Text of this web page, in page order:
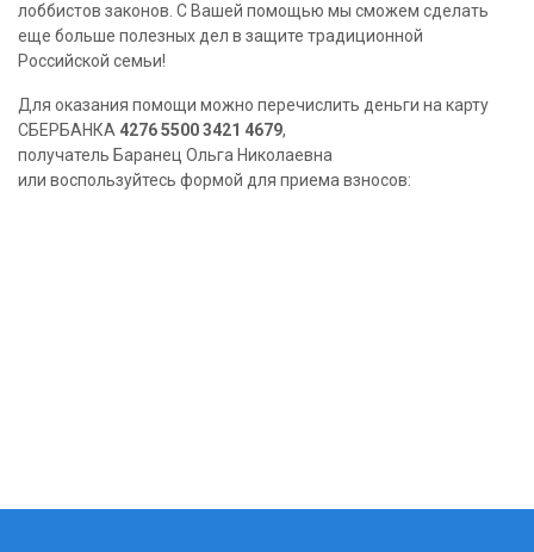
лоббистов законов. С Вашей помощью мы сможем сделать
еще больше полезных дел в защите традиционной
Российской семьи!
Для оказания помощи можно перечислить деньги на карту
СБЕРБАНКА 4276 5500 3421 4679,
получатель Баранец Ольга Николаевна
или воспользуйтесь формой для приема взносов: